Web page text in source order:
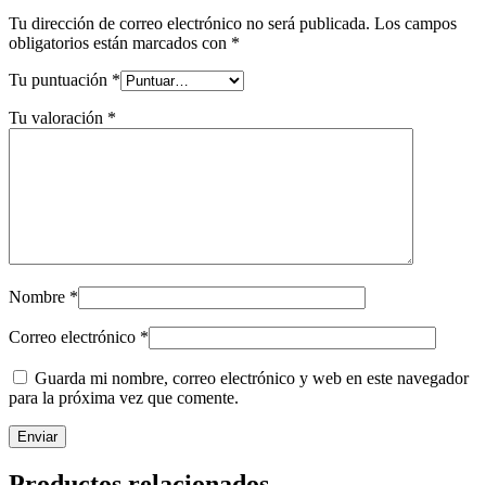
Tu dirección de correo electrónico no será publicada. Los campos
obligatorios están marcados con *
Tu puntuación *
Tu valoración *
Nombre *
Correo electrónico *
Guarda mi nombre, correo electrónico y web en este navegador
para la próxima vez que comente.